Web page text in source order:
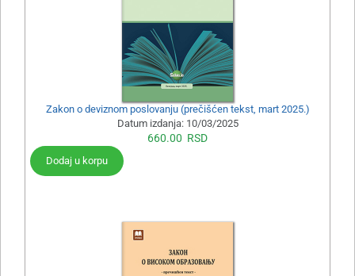
Zakon o deviznom poslovanju (prečišćen tekst, mart 2025.)
Datum izdanja: 10/03/2025
660.00 RSD
Dodaj u korpu